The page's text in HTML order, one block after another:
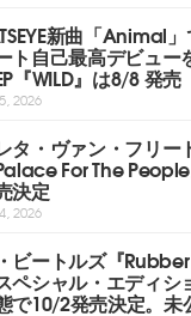
新曲「Animal
ト自己最高デビュー
『WILD』は8/8 発売
2026
タ・ヴァン・フリー
For The
決定
2026
ビートルズ『Rubber
ペシャル・エディシ
で10/2発売決定。未